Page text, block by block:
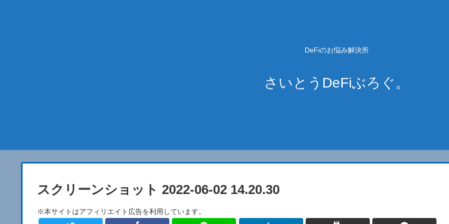
DeFiのお悩み解決所
さいとうDeFiぶろぐ。
スクリーンショット 2022-06-02 14.20.30
※本サイトはアフィリエイト広告を利用しています。